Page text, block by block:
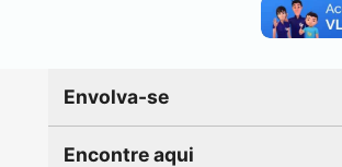
Envolva-se
Encontre aqui